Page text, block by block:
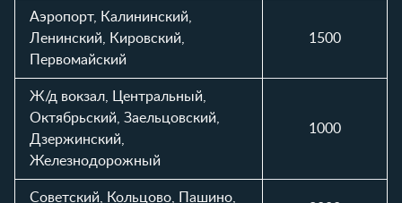
Таблица стоимости доставки автомобиля по районам и
Аэропорт, Калининский,
Ленинский, Кировский,
Первомайский
1500
Ж/д вокзал, Центральный,
Октябрьский, Заельцовский,
Дзержинский,
Железнодорожный
1000
Советский, Кольцово, Пашино,